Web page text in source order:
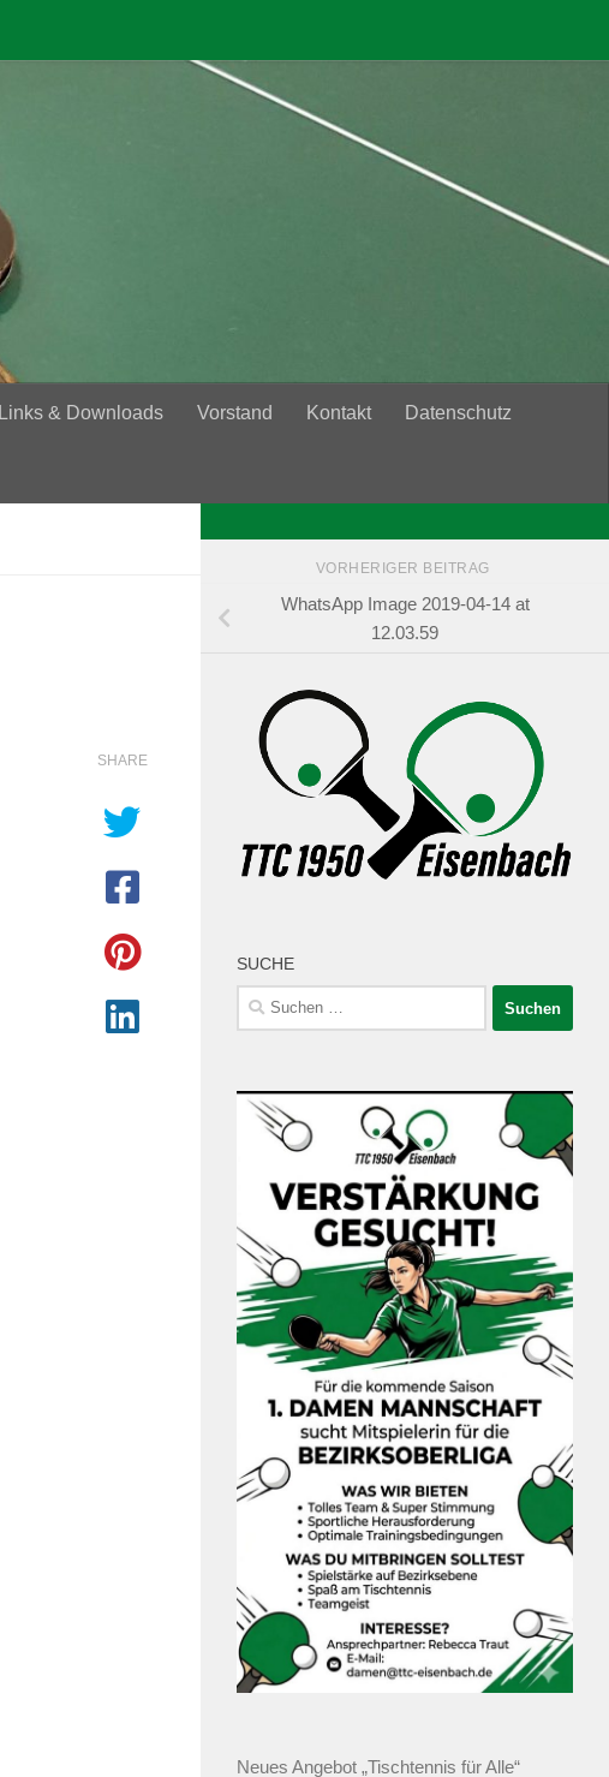
Links & Downloads Vorstand Kontakt Datenschutz
SHARE
VORHERIGER BEITRAG
WhatsApp Image 2019-04-14 at
12.03.59
SUCHE
Suchen
nach:
Neues Angebot „Tischtennis für Alle“